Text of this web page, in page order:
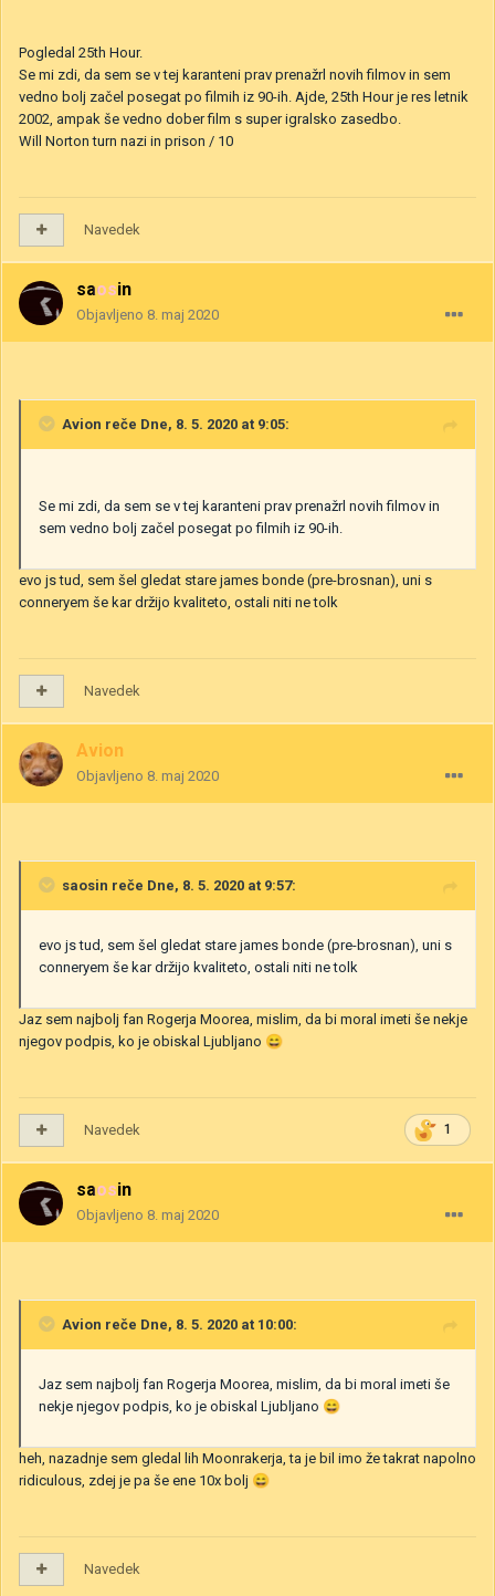
Pogledal 25th Hour.
Se mi zdi, da sem se v tej karanteni prav prenažrl novih filmov in sem
vedno bolj začel posegat po filmih iz 90-ih. Ajde, 25th Hour je res letnik
2002, ampak še vedno dober film s super igralsko zasedbo.
Will Norton turn nazi in prison / 10
Navedek
saosin
Objavljeno 8. maj 2020
Avion reče Dne, 8. 5. 2020 at 9:05:
Se mi zdi, da sem se v tej karanteni prav prenažrl novih filmov in
sem vedno bolj začel posegat po filmih iz 90-ih.
evo js tud, sem šel gledat stare james bonde (pre-brosnan), uni s
conneryem še kar držijo kvaliteto, ostali niti ne tolk
Navedek
Avion
Objavljeno 8. maj 2020
saosin reče Dne, 8. 5. 2020 at 9:57:
evo js tud, sem šel gledat stare james bonde (pre-brosnan), uni s
conneryem še kar držijo kvaliteto, ostali niti ne tolk
Jaz sem najbolj fan Rogerja Moorea, mislim, da bi moral imeti še nekje
njegov podpis, ko je obiskal Ljubljano 😄
1
Navedek
saosin
Objavljeno 8. maj 2020
Avion reče Dne, 8. 5. 2020 at 10:00:
Jaz sem najbolj fan Rogerja Moorea, mislim, da bi moral imeti še
nekje njegov podpis, ko je obiskal Ljubljano 😄
heh, nazadnje sem gledal lih Moonrakerja, ta je bil imo že takrat napolno
ridiculous, zdej je pa še ene 10x bolj 😄
Navedek